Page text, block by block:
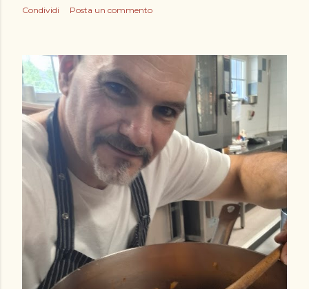
Condividi Posta un commento